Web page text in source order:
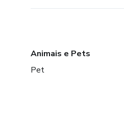
Animais e Pets
Pet